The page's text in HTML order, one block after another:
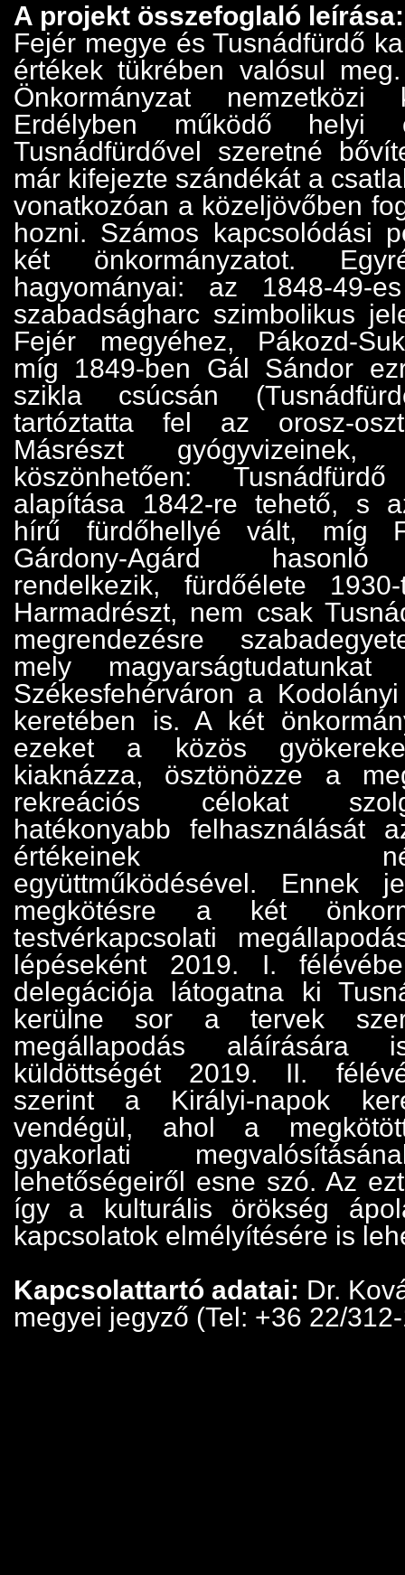
A projekt összefoglaló leírása:
Fejér megye és Tusnádfürdő
értékek tükrében valósul
Önkormányzat nemzetközi
Erdélyben működő helyi
Tusnádfürdővel szeretné
már kifejezte szándékát a
vonatkozóan a közeljövőben
hozni. Számos kapcsolódási
két önkormányzatot.
hagyományai: az 1848-49-
szabadságharc szimbolikus
Fejér megyéhez, Pákozd-
míg 1849-ben Gál Sándor
szikla csúcsán
tartóztatta fel az orosz-
Másrészt gyógyvizeinek,
köszönhetően:
alapítása 1842-re tehető, s
hírű fürdőhellyé vált, míg
Gárdony-Agárd hasonló
rendelkezik, fürdőélete
Harmadrészt, nem csak
megrendezésre
mely
Székesfehérváron a
keretében is. A két
ezeket a közös
kiaknázza, ösztönözze a
rekreációs célokat
hatékonyabb felhasználását
értékeinek
együttműködésével. Ennek
megkötésre a két
testvérkapcsolati
lépéseként 2019. I.
delegációja látogatna ki
kerülne sor a tervek
megállapodás aláírására
küldöttségét 2019. II.
szerint a Királyi-napok
vendégül, ahol a
gyakorlati
lehetőségeiről esne szó. Az
így a kulturális örökség
kapcsolatok elmélyítésére is
Kapcsolattartó adatai: Dr.
megyei jegyző (Tel: +36 22/